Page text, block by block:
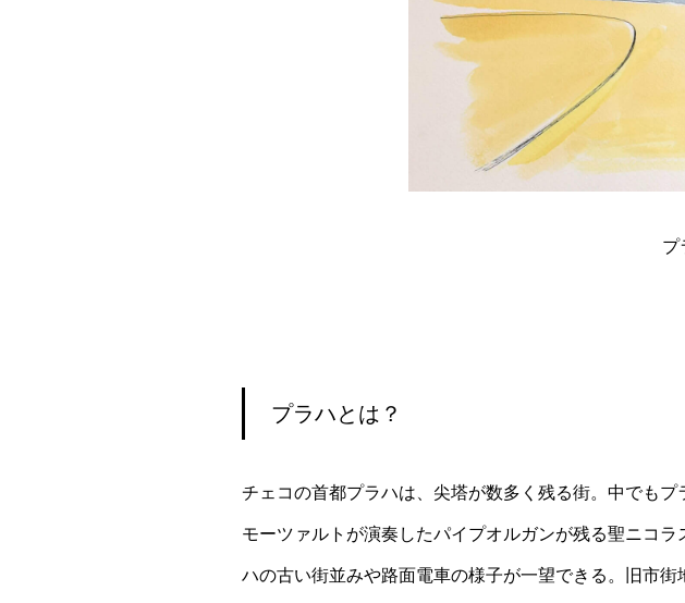
プ
プラハとは？
チェコの首都プラハは、尖塔が数多く残る街。中でも
モーツァルトが演奏したパイプオルガンが残る聖ニコ
ハの古い街並みや路面電車の様子が一望できる。旧市